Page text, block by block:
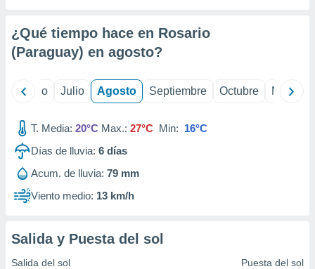
e
de
¿Qué tiempo hace en Rosario
(Paraguay) en agosto?
Junio Julio Agosto Septiembre Octubre
T. Media: 20°C Max.: 27°C Min: 16°C
Días de lluvia: 6 días
Acum. de lluvia: 79 mm
Viento medio: 13 km/h
Salida y Puesta del sol
Salida del sol Puesta del sol